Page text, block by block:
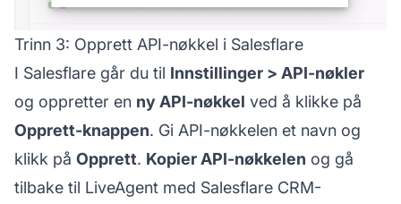
Trinn 3: Opprett API-nøkkel i Salesflare
I Salesflare går du til Innstillinger > API-nøkler
og oppretter en ny API-nøkkel ved å klikke på
Opprett-knappen. Gi API-nøkkelen et navn og
klikk på Opprett. Kopier API-nøkkelen og gå
tilbake til LiveAgent med Salesflare CRM-